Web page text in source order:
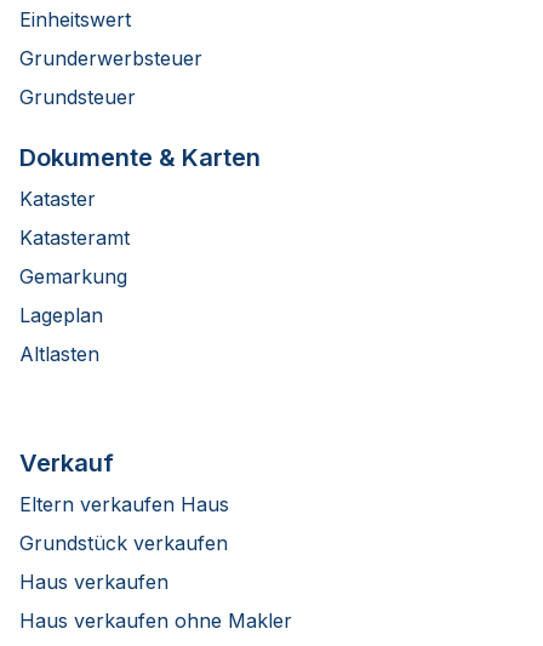
Einheitswert
Grunderwerbsteuer
Grundsteuer
Dokumente & Karten
Kataster
Katasteramt
Gemarkung
Lageplan
Altlasten
Verkauf
Eltern verkaufen Haus
Grundstück verkaufen
Haus verkaufen
Haus verkaufen ohne Makler